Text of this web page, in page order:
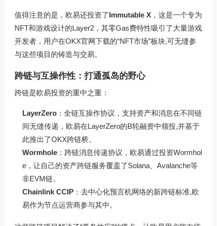
值得注意的是，欧易还投资了Immutable X ，这是一个专为
NFT和游戏设计的Layer2，其零Gas费特性吸引了大量游戏
开发者，用户在OKX官网下载的“NFT市场”板块,可无缝参
与这些项目的铸造与交易。
跨链与互操作性：打通孤岛的野心
跨链是欧易投资的重中之重：
LayerZero ：全链互操作协议，支持资产和消息在不同链
间无缝传递，欧易在LayerZero的B轮融资中领投,并基于
此推出了OKX跨链桥。
Wormhole ：跨链消息传递协议，欧易通过投资Wormhol
e，让自己的资产跨链服务覆盖了Solana、Avalanche等
非EVM链。
Chainlink CCIP ：去中心化预言机网络的新跨链标准,欧
易作为节点运营商参与其中。